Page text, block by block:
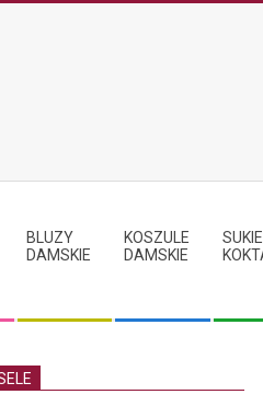
BLUZY
DAMSKIE
KOSZULE
DAMSKIE